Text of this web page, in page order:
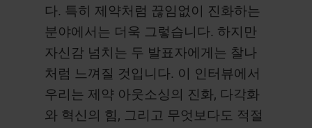
다. 특히 제약처럼 끊임없이 진화하는
분야에서는 더욱 그렇습니다. 하지만
자신감 넘치는 두 발표자에게는 찰나
처럼 느껴질 것입니다. 이 인터뷰에서
우리는 제약 아웃소싱의 진화, 다각화
와 혁신의 힘, 그리고 무엇보다도 적절